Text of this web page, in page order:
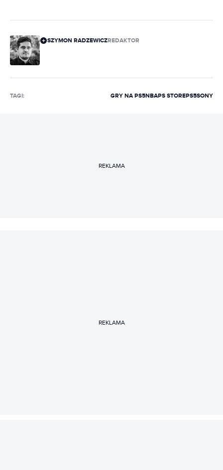
SZYMON RADZEWICZREDAKTOR
TAGI: GRY NA PS5NBAPS STOREPS5SONY
REKLAMA
REKLAMA